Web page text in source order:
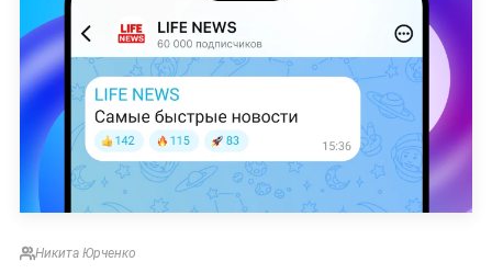
Никита Юрченко